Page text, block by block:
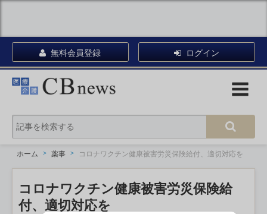
無料会員登録 ログイン
ホーム 薬事 コロナワクチン健康被害労災保険給付、適切対応を
コロナワクチン健康被害労災保険給
付、適切対応を